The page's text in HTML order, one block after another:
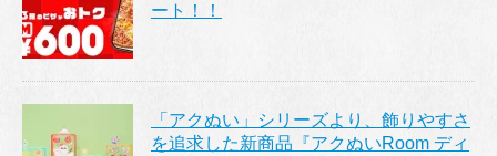
ート！！
「アクぬい」シリーズより、飾りやすさ
を追求した新商品『アクぬいRoom ディ